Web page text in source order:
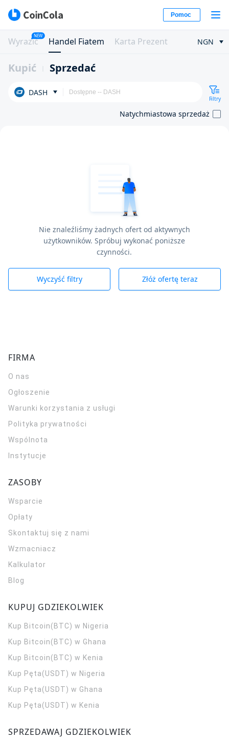
Pomoc
Wyrazić
NEW
Handel Fiatem Karta Prezent NGN
Kupić Sprzedać
DASH
Filtry
Natychmiastowa sprzedaż
Nie znaleźliśmy żadnych ofert od aktywnych
użytkowników. Spróbuj wykonać poniższe
czynności.
Wyczyść filtry Złóż ofertę teraz
FIRMA
O nas
Ogłoszenie
Warunki korzystania z usługi
Polityka prywatności
Wspólnota
Instytucje
ZASOBY
Wsparcie
Opłaty
Skontaktuj się z nami
Wzmacniacz
Kalkulator
Blog
KUPUJ GDZIEKOLWIEK
Kup Bitcoin(BTC) w Nigeria
Kup Bitcoin(BTC) w Ghana
Kup Bitcoin(BTC) w Kenia
Kup Pęta(USDT) w Nigeria
Kup Pęta(USDT) w Ghana
Kup Pęta(USDT) w Kenia
SPRZEDAWAJ GDZIEKOLWIEK